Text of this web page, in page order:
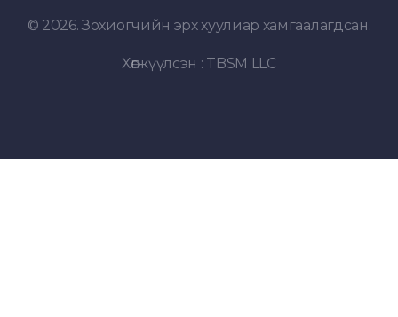
© 2026. Зохиогчийн эрх хуулиар хамгаалагдсан.
Хөгжүүлсэн : TBSM LLC